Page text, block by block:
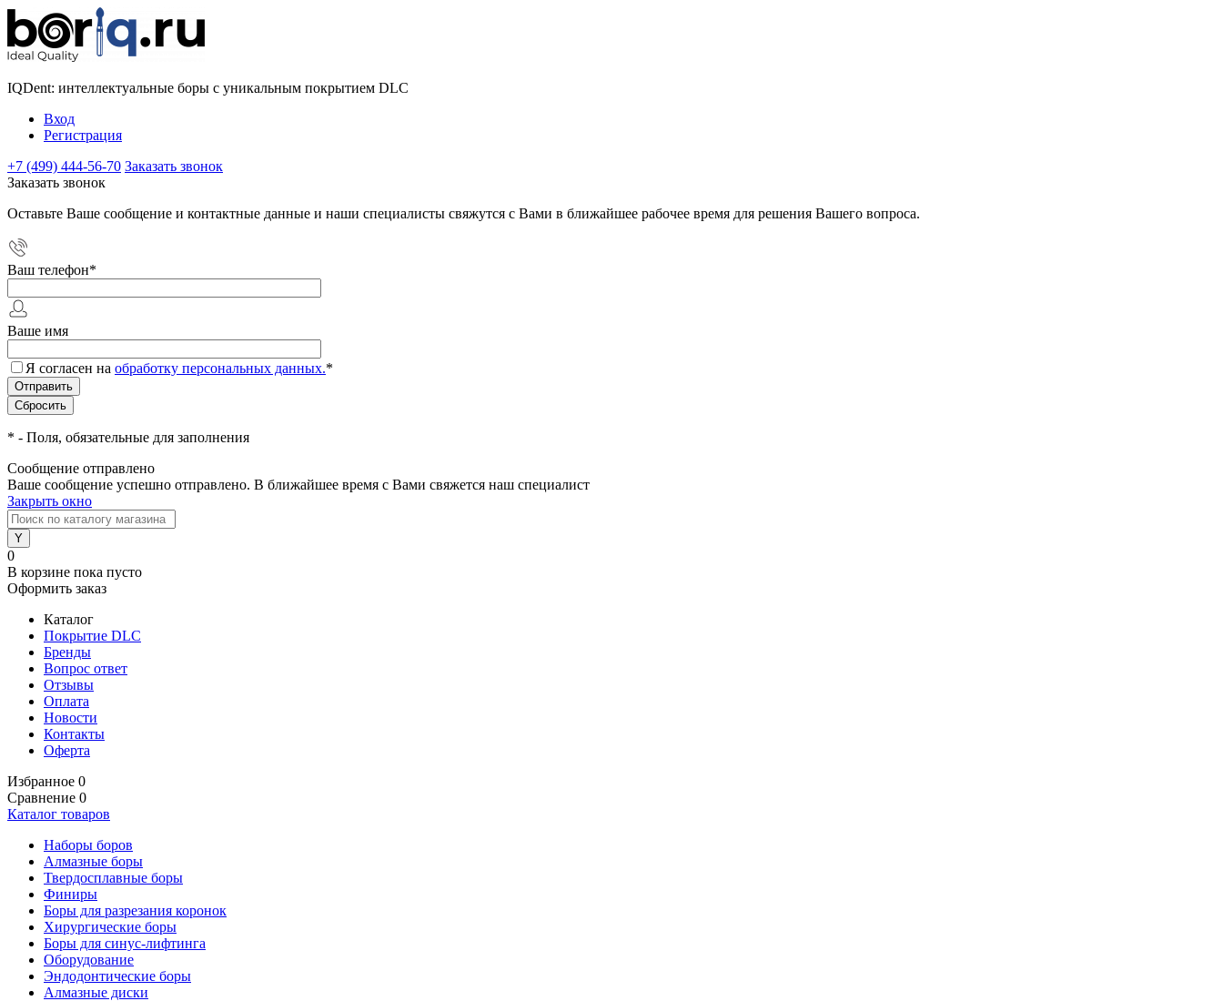
IQDent: интеллектуальные боры с уникальным покрытием DLC
Вход
Регистрация
+7 (499) 444-56-70 Заказать звонок
Заказать звонок
Оставьте Ваше сообщение и контактные данные и наши специалисты свяжутся с Вами в ближайшее рабочее время для решения Вашего вопроса.
Ваш телефон*
Ваше имя
Я согласен на обработку персональных данных.*
* - Поля, обязательные для заполнения
Сообщение отправлено
Ваше сообщение успешно отправлено. В ближайшее время с Вами свяжется наш специалист
Закрыть окно
0
В корзине пока пусто
Оформить заказ
Каталог
Покрытие DLC
Бренды
Вопрос ответ
Отзывы
Оплата
Новости
Контакты
Оферта
Избранное 0
Сравнение 0
Каталог товаров
Наборы боров
Алмазные боры
Твердосплавные боры
Финиры
Боры для разрезания коронок
Хирургические боры
Боры для синус-лифтинга
Оборудование
Эндодонтические боры
Алмазные диски